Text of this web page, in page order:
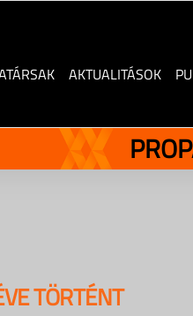
AKTUALITÁSOK
TÖRTÉNT